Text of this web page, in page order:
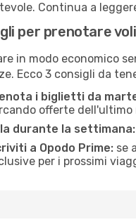
Continua a
per prenotare
in modo economico
Ecco 3 consigli da
i biglietti da
offerte dell'ultimo
durante la settimana:
a Opodo Prime: se
per i prossimi